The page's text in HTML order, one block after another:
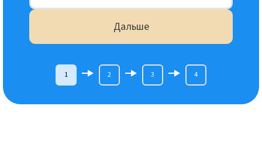
Дальше
1 2 3 4